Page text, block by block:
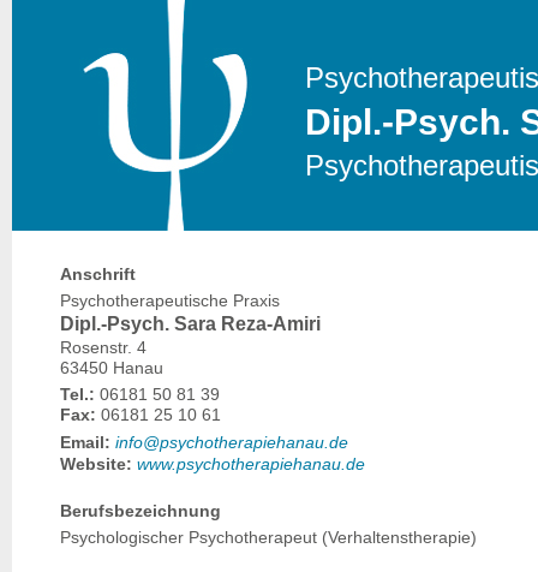
Dipl.-Psych.
Anschrift
Psychotherapeutische Praxis
Dipl.-Psych. Sara Reza-Amiri
Rosenstr. 4
63450 Hanau
Tel.: 06181 50 81 39
Fax: 06181 25 10 61
Email: info@psychotherapiehanau.de
Website: www.psychotherapiehanau.de
Berufsbezeichnung
Psychologischer Psychotherapeut (Verhaltenstherapie)